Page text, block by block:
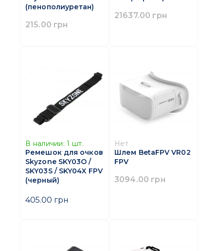
(пенополиуретан)
215.00 грн
21637.00 грн
В наличии: 1 шт.
Ремешок для очков
Skyzone SKY03O /
SKY03S / SKY04X FPV
(черный)
405.00 грн
Нет
Шлем BetaFPV VR02
FPV
3094.00 грн